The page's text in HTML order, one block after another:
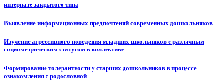
интернате закрытого типа
Выявление информационных предпочтений современных дошкольников
Изучение агрессивного поведения младших школьников с различным
социометрическим статусом в коллективе
Формирование толерантности у старших дошкольников в процессе
ознакомления с родословной